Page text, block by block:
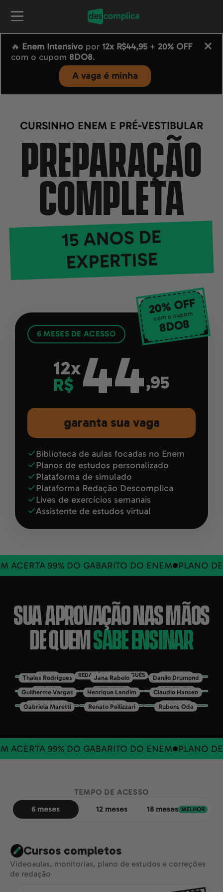
🔥 Enem Intensivopor 12x R$44,95+ 20% OFF
com o cupom 8DO8.
A vaga é minha
CURSINHO ENEM E PRÉ-VESTIBULAR
PREPARAÇÃO
COMPLETA
15 ANOS DE
EXPERTISE
20% OFF
com o cupom
8DO8
6 MESES DE ACESSO
12x
R$ 44,95
garanta sua vaga
Biblioteca de aulas focadas no Enem
Planos de estudos personalizado
Plataforma de simulado
Plataforma Redação Descomplica
Lives de exercícios semanais
Assistente de estudos virtual
99% DO GABARITO DO ENEM PLANO DE
SUA APROVAÇÃO NAS MÃOS
DE QUEMSABE ENSINAR
FÍSICA
Thales Rodrigues REDAÇÃO E PORTUGUÊS
Jana Rabelo FILOSOFIA
Danilo Drumond
QUÍMICA
Guilherme Vargas LITERATURA
Henrique Landim GEOGRAFIA
Claudio Hansen
MATEMÁTICA
Gabriela Maretti HISTÓRIA
Renato Pellizzari BIOLOGIA
Rubens Oda
99% DO GABARITO DO ENEM PLANO DE
TEMPO DE ACESSO
6 meses
12 meses 18 meses MELHOR
Cursos completos
Videoaulas, monitorias, plano de estudos e correções
de redação